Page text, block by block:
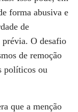
forma abusiva e
de
prévia. O desafio
de remoção
políticos ou
que a menção